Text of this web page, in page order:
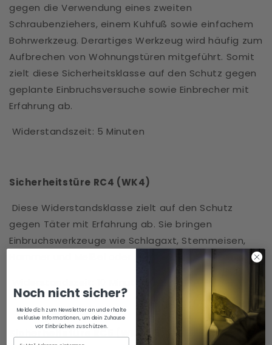
gegen die Verwendung eines zweiten
Schraubenziehers, einem Kuhfuß sowie einfachem
Bohrwerkzeug. Derartiges Werkzeug wird häufig zum
Aufbrechen von Wohnungstüren mitgeführt. Somit
zielt diese Sicherheitsklasse auf den Schutz gegen
geplante Einbruchsversuche sowie Einbrecher mit
Erfahrung ab.
Widerstandszeit: 5 Minuten
Sicherheitstüre RC4 (WK4)
Diese Widerstandsklasse zielt auf den Schutz
gegen Täter mit Erfahrung ab. Sie bringen
Einbruchswerkzeuge wie Schlagaxt, Stemmeisen,
Hammer und Meißel oder Akku-Bohrmaschine mit.
Sicherheitstüre RC5 (WK5)
Noch nicht sicher?
Melde dich zum Newsletter an und erhalte
exklusive Informationen, um dein Zuhause
vor Einbrüchen zu schützen.